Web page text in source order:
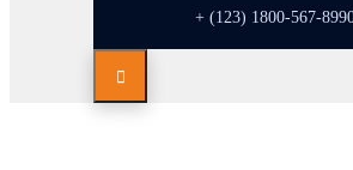
+ (123) 1800-567-
